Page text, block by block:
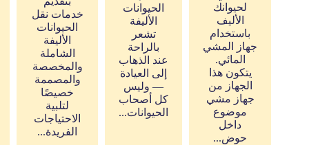
لحيوانك
الأليف
باستخدام
جهاز المشي
المائي.
يتكون هذا
الجهاز من
جهاز مشي
موضوع
داخل
حوض...
الحيوانات
الأليفة
تشعر
بالراحة
عند الذهاب
إلى العيادة
— وليس
كل أصحاب
الحيوانات...
خدمات نقل
الحيوانات
الأليفة
الشاملة
والمخصصة
والمصممة
خصيصًا
لتلبية
الاحتياجات
الفريدة...